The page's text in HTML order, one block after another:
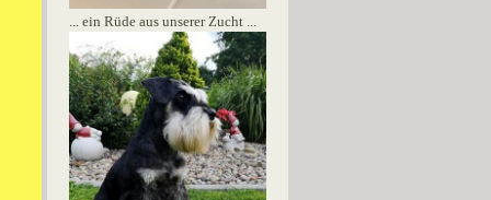
... ein Rüde aus unserer Zucht ...